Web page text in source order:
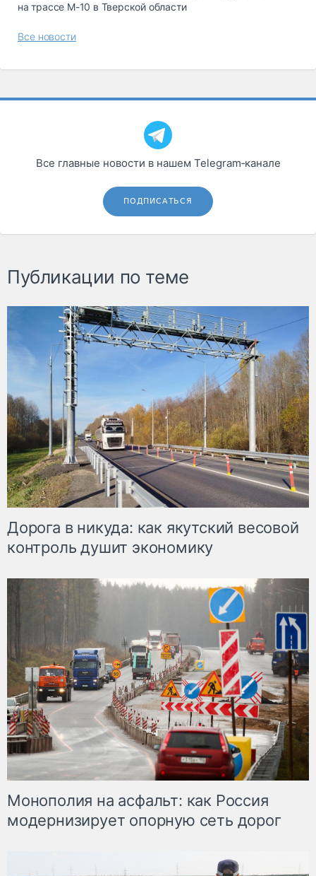
на трассе М-10 в Тверской области
Все новости
Все главные новости в нашем Telegram‑канале
ПОДПИСАТЬСЯ
Публикации по теме
Дорога в никуда: как якутский весовой
контроль душит экономику
Монополия на асфальт: как Россия
модернизирует опорную сеть дорог